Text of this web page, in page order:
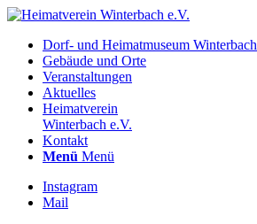
Dorf- und Heimatmuseum Winterbach
Gebäude und Orte
Veranstaltungen
Aktuelles
Heimatverein
Winterbach e.V.
Kontakt
Menü Menü
Instagram
Mail